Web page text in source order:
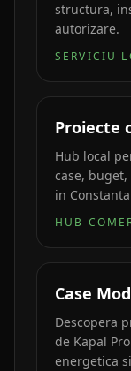
structura,
autorizare.
SERVICIU
Proiecte
Hub local
case,
in
HUB
Case
Descopera
de Kapal
energetica